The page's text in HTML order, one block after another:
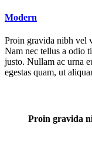
Modern
Proin gravida nibh vel
Nam nec tellus a odio
justo. Nullam ac urna
egestas quam, ut
Proin gravida